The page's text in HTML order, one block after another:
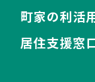
町家の利活
居住支援窓